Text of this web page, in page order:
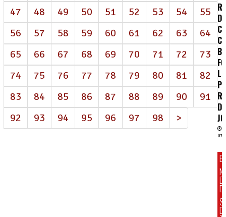
47
48 49 50 51 52 53 54
55
56
57 58 59 60 61 62 63
64
65
66 67 68 69 70 71 72
73
74
75 76 77 78 79 80 81
82
83
84 85 86 87 88 89 90
91
92
93 94 95 96 97 98 >
DA
07/